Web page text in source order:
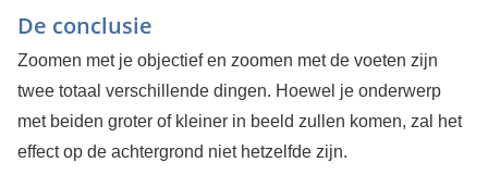
De conclusie
Zoomen met je objectief en zoomen met de voeten zijn
twee totaal verschillende dingen. Hoewel je onderwerp
met beiden groter of kleiner in beeld zullen komen, zal het
effect op de achtergrond niet hetzelfde zijn.